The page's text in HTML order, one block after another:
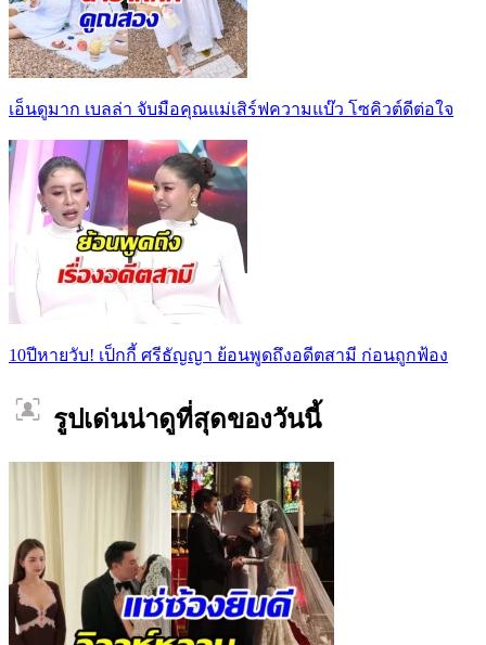
เอ็นดูมาก เบลล่า จับมือคุณแม่เสิร์ฟความแบ๊ว โซคิวต์ดีต่อใจ
10ปีหายวับ! เป็กกี้ ศรีธัญญา ย้อนพูดถึงอดีตสามี ก่อนถูกฟ้อง
รูปเด่นน่าดูที่สุดของวันนี้